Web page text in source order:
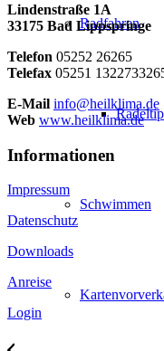
Radfahren
Schwimmen
Lindenstraße 1A
33175 Bad Lippspringe
Telefon 05252 26265
Telefax 05251
E-Mail info@heilklima.de
Web www.heilklima.de
Informationen
Impressum
Datenschutz
Downloads
Anreise
Login